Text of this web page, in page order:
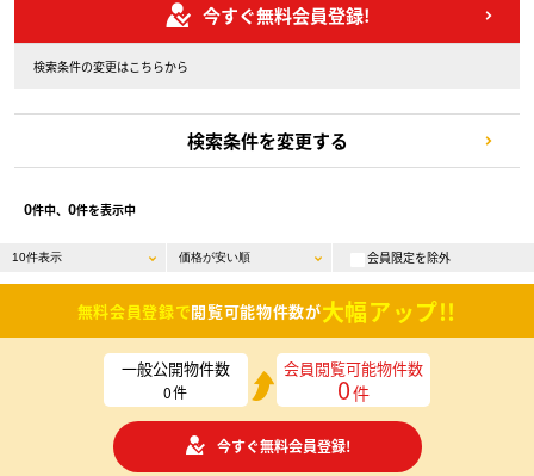
今すぐ無料会員登録!
検索条件の変更はこちらから
検索条件を変更する
0件中、 0件を表示中
会員限定を除外
無料会員登録で閲覧可能物件数が大幅アップ!!
一般公開物件数
0件
会員閲覧可能物件数
0件
今すぐ無料会員登録!